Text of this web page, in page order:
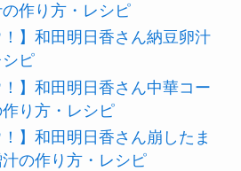
の作り方・レシピ
！】和田明日香さん納豆卵汁
ピ
！】和田明日香さん中華コー
り方・レシピ
！】和田明日香さん崩したま
の作り方・レシピ